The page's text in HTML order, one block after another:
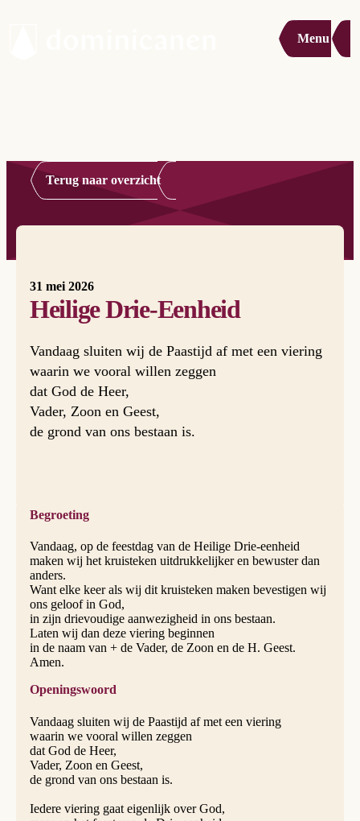
Menu
Terug naar overzicht
31 mei 2026
Heilige Drie-Eenheid
Vandaag sluiten wij de Paastijd af met een viering
waarin we vooral willen zeggen
dat God de Heer,
Vader, Zoon en Geest,
de grond van ons bestaan is.
Begroeting
Vandaag, op de feestdag van de Heilige Drie-eenheid
maken wij het kruisteken uitdrukkelijker en bewuster dan
anders.
Want elke keer als wij dit kruisteken maken bevestigen wij
ons geloof in God,
in zijn drievoudige aanwezigheid in ons bestaan.
Laten wij dan deze viering beginnen
in de naam van + de Vader, de Zoon en de H. Geest.
Amen.
Openingswoord
Vandaag sluiten wij de Paastijd af met een viering
waarin we vooral willen zeggen
dat God de Heer,
Vader, Zoon en Geest,
de grond van ons bestaan is.
Iedere viering gaat eigenlijk over God,